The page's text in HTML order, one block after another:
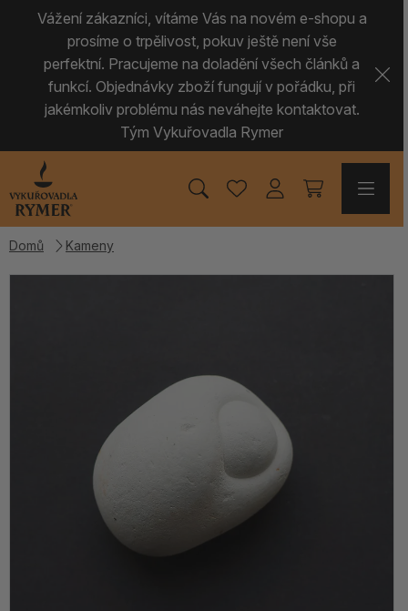
Vážení zákazníci, vítáme Vás na novém e-shopu a
prosíme o trpělivost, pokuv ještě není vše
perfektní. Pracujeme na doladění všech článků a
funkcí. Objednávky zboží fungují v pořádku, při
jakémkoliv problému nás neváhejte kontaktovat.
Tým Vykuřovadla Rymer
Domů Kameny